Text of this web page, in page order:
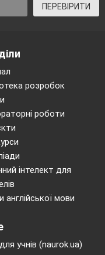
ПЕРЕВІРИТИ
розробок
роботи
інтелект для
англійської мови
учнів (naurok.ua)